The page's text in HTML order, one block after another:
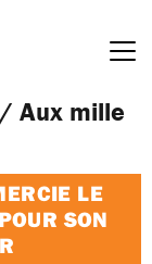
Aux mille
LE
SON